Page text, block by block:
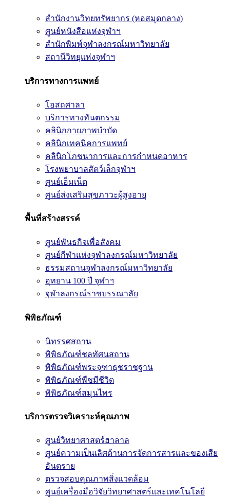
สำนักงานวิทยทรัพยากร (หอสมุดกลาง)
ศูนย์หนังสือแห่งจุฬาฯ
สำนักพิมพ์จุฬาลงกรณ์มหาวิทยาลัย
สถานีวิทยุแห่งจุฬาฯ
บริการทางการแพทย์
โอสถศาลา
บริการทางทันตกรรม
คลินิกกายภาพบำบัด
คลินิกเทคนิคการแพทย์
คลินิกโภชนาการและการกำหนดอาหาร
โรงพยาบาลสัตว์เล็กจุฬาฯ
ศูนย์เอ็มเน็ต
ศูนย์ส่งเสริมสุขภาวะผู้สูงอายุ
พื้นที่สร้างสรรค์
ศูนย์พันธกิจเพื่อสังคม
ศูนย์กีฬาแห่งจุฬาลงกรณ์มหาวิทยาลัย
ธรรมสถานจุฬาลงกรณ์มหาวิทยาลัย
อุทยาน 100 ปี จุฬาฯ
จุฬาลงกรณ์ราชบรรณาลัย
พิพิธภัณฑ์
นิทรรศสถาน
พิพิธภัณฑ์ชลทัศนสถาน
พิพิธภัณฑ์พระจุฑาธุชราชฐาน
พิพิธภัณฑ์พืชมีชีวิต
พิพิธภัณฑ์สมุนไพร
บริการตรวจวิเคราะห์คุณภาพ
ศูนย์วิทยาศาสตร์ฮาลาล
ศูนย์ความเป็นเลิศด้านการจัดการสารและของเสีย
อันตราย
ตรวจสอบคุณภาพสิ่งแวดล้อม
ศูนย์เครื่องมือวิจัยวิทยาศาสตร์และเทคโนโลยี